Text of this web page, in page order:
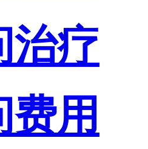
治疗
费用